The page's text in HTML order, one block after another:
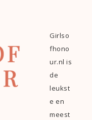
Girlso
fhono
ur.nl is
de
leukst
e en
meest